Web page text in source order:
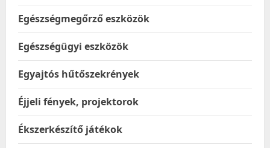
Egészségmegőrző eszközök
Egészségügyi eszközök
Egyajtós hűtőszekrények
Éjjeli fények, projektorok
Ékszerkészítő játékok